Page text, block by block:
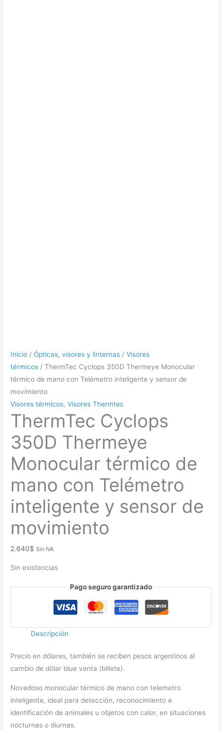
Inicio /Ópticas, visores y linternas /Visores
térmicos / ThermTec Cyclops 350D Thermeye Monocular
térmico de mano con Telémetro inteligente y sensor de
movimiento
Visores térmicos,Visores Thermtec
ThermTec Cyclops
350D Thermeye
Monocular térmico de
mano con Telémetro
inteligente y sensor de
movimiento
2.640$ Sin IVA
Sin existencias
Pago seguro garantizado
Descripción
Precio en dólares, también se reciben pesos argentinos al
cambio de dólar blue venta (billete).
Novedoso monocular térmico de mano con telemetro
inteligente, ideal para detección, reconocimiento e
identificación de animales u objetos con calor, en situaciones
nocturnas o diurnas.